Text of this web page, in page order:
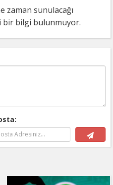
zaman sunulacağı
bir bilgi bulunmuyor.